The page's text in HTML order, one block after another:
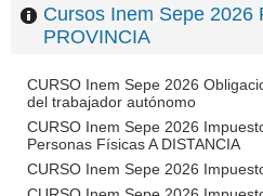
Cursos Inem Sepe 2026
PROVINCIA
CURSO Inem Sepe 2026
del trabajador autónomo
CURSO Inem Sepe 2026
Personas Físicas A DISTANCIA
CURSO Inem Sepe 2026